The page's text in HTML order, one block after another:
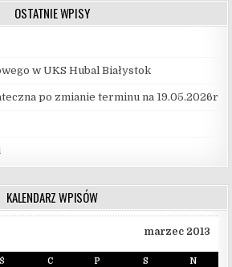
OSTATNIE WPISY
w UKS Hubal Białystok
po zmianie terminu na 19.05.2026r
KALENDARZ WPISÓW
marzec 2013
Ś C P S N